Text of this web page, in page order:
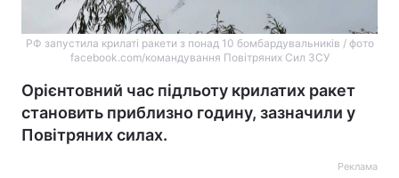
РФ запустила крилаті ракети з понад 10 бомбардувальників / фото
facebook.com/командування Повітряних Сил ЗСУ
Орієнтовний час підльоту крилатих ракет
становить приблизно годину, зазначили у
Повітряних силах.
Реклама